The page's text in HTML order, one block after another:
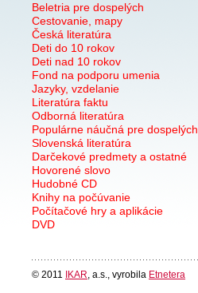
Beletria pre dospelých
Cestovanie, mapy
Česká literatúra
Deti do 10 rokov
Deti nad 10 rokov
Fond na podporu umenia
Jazyky, vzdelanie
Literatúra faktu
Odborná literatúra
Populárne náučná pre dospelých
Slovenská literatúra
Darčekové predmety a ostatné
Hovorené slovo
Hudobné CD
Knihy na počúvanie
Počítačové hry a aplikácie
DVD
© 2011 IKAR , a.s., vyrobila Etnetera